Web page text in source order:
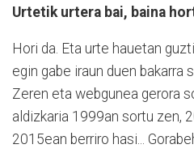
Urtetik urtera bai, baina
Hori da. Eta urte hauetan
egin gabe iraun duen bakarra
Zeren eta webgunea gerora
aldizkaria 1999an sortu zen,
2015ean berriro hasi...